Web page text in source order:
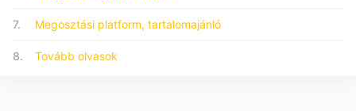
7. Megosztási platform, tartalomajánló
8. Tovább olvasok